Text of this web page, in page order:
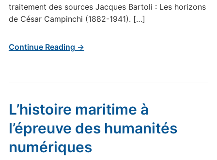
traitement des sources Jacques Bartoli : Les horizons
de César Campinchi (1882-1941). […]
Continue Reading →
L’histoire maritime à
l’épreuve des humanités
numériques